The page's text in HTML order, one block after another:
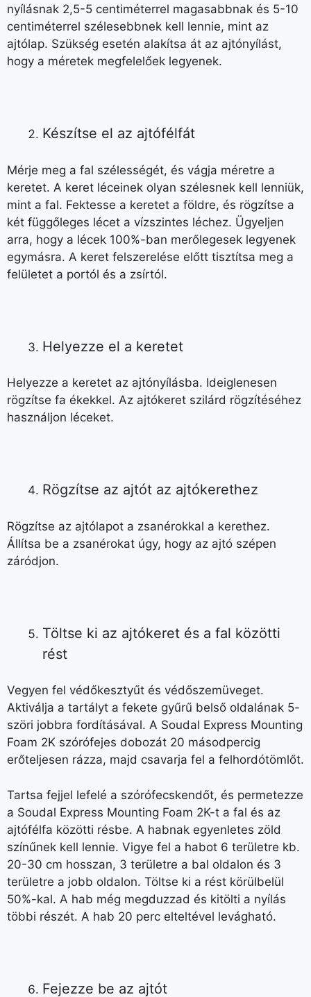
nyílásnak 2,5-5 centiméterrel magasabbnak és 5-10
centiméterrel szélesebbnek kell lennie, mint az
ajtólap. Szükség esetén alakítsa át az ajtónyílást,
hogy a méretek megfelelőek legyenek.
Készítse el az ajtófélfát
Mérje meg a fal szélességét, és vágja méretre a
keretet. A keret léceinek olyan szélesnek kell lenniük,
mint a fal. Fektesse a keretet a földre, és rögzítse a
két függőleges lécet a vízszintes léchez. Ügyeljen
arra, hogy a lécek 100%-ban merőlegesek legyenek
egymásra. A keret felszerelése előtt tisztítsa meg a
felületet a portól és a zsírtól.
Helyezze el a keretet
Helyezze a keretet az ajtónyílásba. Ideiglenesen
rögzítse fa ékekkel. Az ajtókeret szilárd rögzítéséhez
használjon léceket.
Rögzítse az ajtót az ajtókerethez
Rögzítse az ajtólapot a zsanérokkal a kerethez.
Állítsa be a zsanérokat úgy, hogy az ajtó szépen
záródjon.
Töltse ki az ajtókeret és a fal közötti
rést
Vegyen fel védőkesztyűt és védőszemüveget.
Aktiválja a tartályt a fekete gyűrű belső oldalának 5-
szöri jobbra fordításával. A Soudal Express Mounting
Foam 2K szórófejes dobozát 20 másodpercig
erőteljesen rázza, majd csavarja fel a felhordótömlőt.
Tartsa fejjel lefelé a szórófecskendőt, és permetezze
a Soudal Express Mounting Foam 2K-t a fal és az
ajtófélfa közötti résbe. A habnak egyenletes zöld
színűnek kell lennie. Vigye fel a habot 6 területre kb.
20-30 cm hosszan, 3 területre a bal oldalon és 3
területre a jobb oldalon. Töltse ki a rést körülbelül
50%-kal. A hab még megduzzad és kitölti a nyílás
többi részét. A hab 20 perc elteltével levágható.
Fejezze be az ajtót